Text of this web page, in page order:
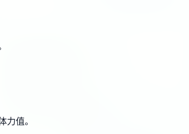
力值。